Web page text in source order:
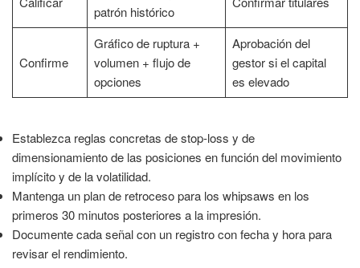
patrón histórico
Confirme
Gráfico de ruptura +
volumen + flujo de
opciones
Aprobación del
gestor si el capital
es elevado
Establezca reglas concretas de stop-loss y de
dimensionamiento de las posiciones en función del movimiento
implícito y de la volatilidad.
Mantenga un plan de retroceso para los whipsaws en los
primeros 30 minutos posteriores a la impresión.
Documente cada señal con un registro con fecha y hora para
revisar el rendimiento.